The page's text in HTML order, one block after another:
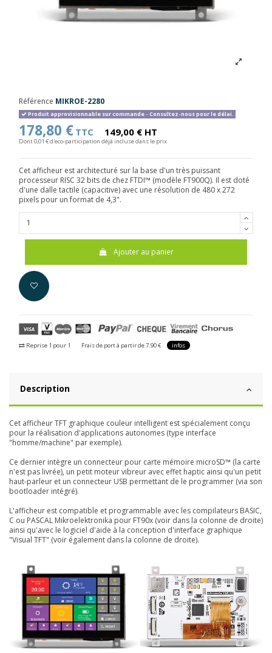
Référence MIKROE-2280
Produit approvisionnable sur commande - Consultez-nous pour le délai.
178,80 € TTC 149,00 € HT
Dont 0,01 € d'eco-participation déjà incluse dans le prix
Cet afficheur est architecturé sur la base d'un très puissant
processeur RISC 32 bits de chez FTDI™ (modèle FT900Q). Il est doté
d'une dalle tactile (capacitive) avec une résolution de 480 x 272
pixels pour un format de 4,3".
Ajouter au panier
Reprise 1 pour 1 Frais de port à partir de 7.90 € infos
Description
Cet afficheur TFT graphique couleur intelligent est spécialement conçu
pour la réalisation d'applications autonomes (type interface
"homme/machine" par exemple).
Ce dernier intègre un connecteur pour carte mémoire microSD™ (la carte
n'est pas livrée), un petit moteur vibreur avec effet haptic ainsi qu'un petit
haut-parleur et un connecteur USB permettant de le programmer (via son
bootloader intégré).
L'afficheur est compatible et programmable avec les compilateurs BASIC,
C ou PASCAL Mikroelektronika pour FT90x (voir dans la colonne de droite)
ainsi qu'avec le logiciel d'aide à la conception d'interface graphique
"Visual TFT" (voir également dans la colonne de droite).